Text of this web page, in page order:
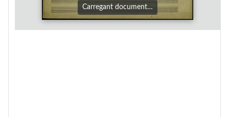
Carregant document…